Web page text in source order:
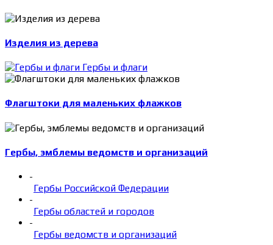
Изделия из дерева
Гербы и флаги
Флагштоки для маленьких флажков
Гербы, эмблемы ведомств и организаций
-
Гербы Российской Федерации
-
Гербы областей и городов
-
Гербы ведомств и организаций